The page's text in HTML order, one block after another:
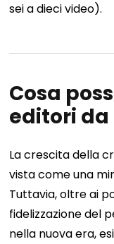
sei a dieci video).
Cosa
editori
La crescita della
vista come una
Tuttavia, oltre ai
fidelizzazione del
nella nuova era,